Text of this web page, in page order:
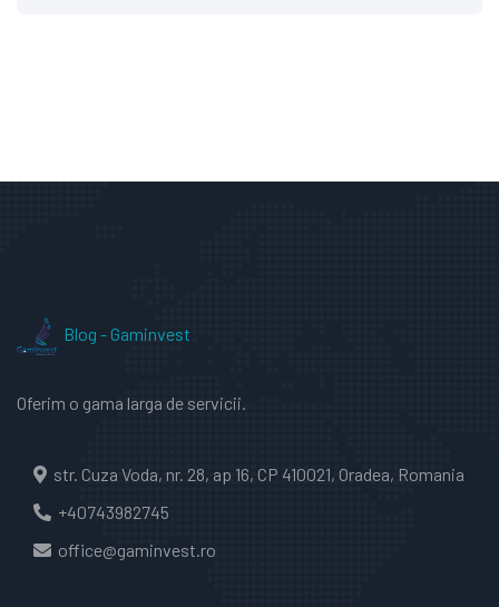
Blog - Gaminvest
Oferim o gama larga de servicii.
str. Cuza Voda, nr. 28, ap 16, CP 410021, Oradea, Romania
+40743982745
office@gaminvest.ro